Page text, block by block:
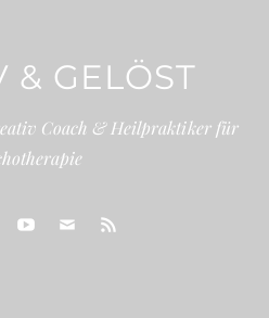
& GELÖST
Coach & Heilpraktiker für